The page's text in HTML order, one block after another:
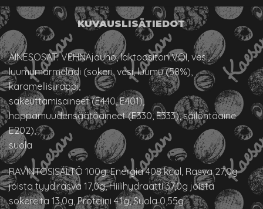
KUVAUSLISÄTIEDOT
AINESOSAT: VEHNÄjauho, laktoositon VOI, vesi,
luumumarmeladi (sokeri, vesi, luumu (58%),
karamellisiirappi,
sakeuttamisaineet (E440, E401),
happamuudensäätöaineet (E330, E333), säilöntäaine
E202),
suola
RAVINTOSISÄLTÖ 100g: Energia 408 kcal, Rasva 27,0g
joista tyyd.rasva 17,0g, Hiilihydraatti 37,0g joista
sokereita 13,0g, Proteiini 4,1g, Suola 0,55g